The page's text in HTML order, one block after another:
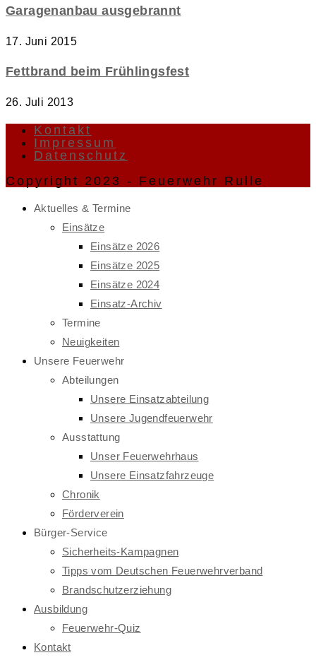
Garagenanbau ausgebrannt
17. Juni 2015
Fettbrand beim Frühlingsfest
26. Juli 2013
Kontakt
Impressum
Datenschutz
Copyright 2023 - Feuerwehr Rulle
Aktuelles & Termine
Einsätze
Einsätze 2026
Einsätze 2025
Einsätze 2024
Einsatz-Archiv
Termine
Neuigkeiten
Unsere Feuerwehr
Abteilungen
Unsere Einsatzabteilung
Unsere Jugendfeuerwehr
Ausstattung
Unser Feuerwehrhaus
Unsere Einsatzfahrzeuge
Chronik
Förderverein
Bürger-Service
Sicherheits-Kampagnen
Tipps vom Deutschen Feuerwehrverband
Brandschutzerziehung
Ausbildung
Feuerwehr-Quiz
Kontakt